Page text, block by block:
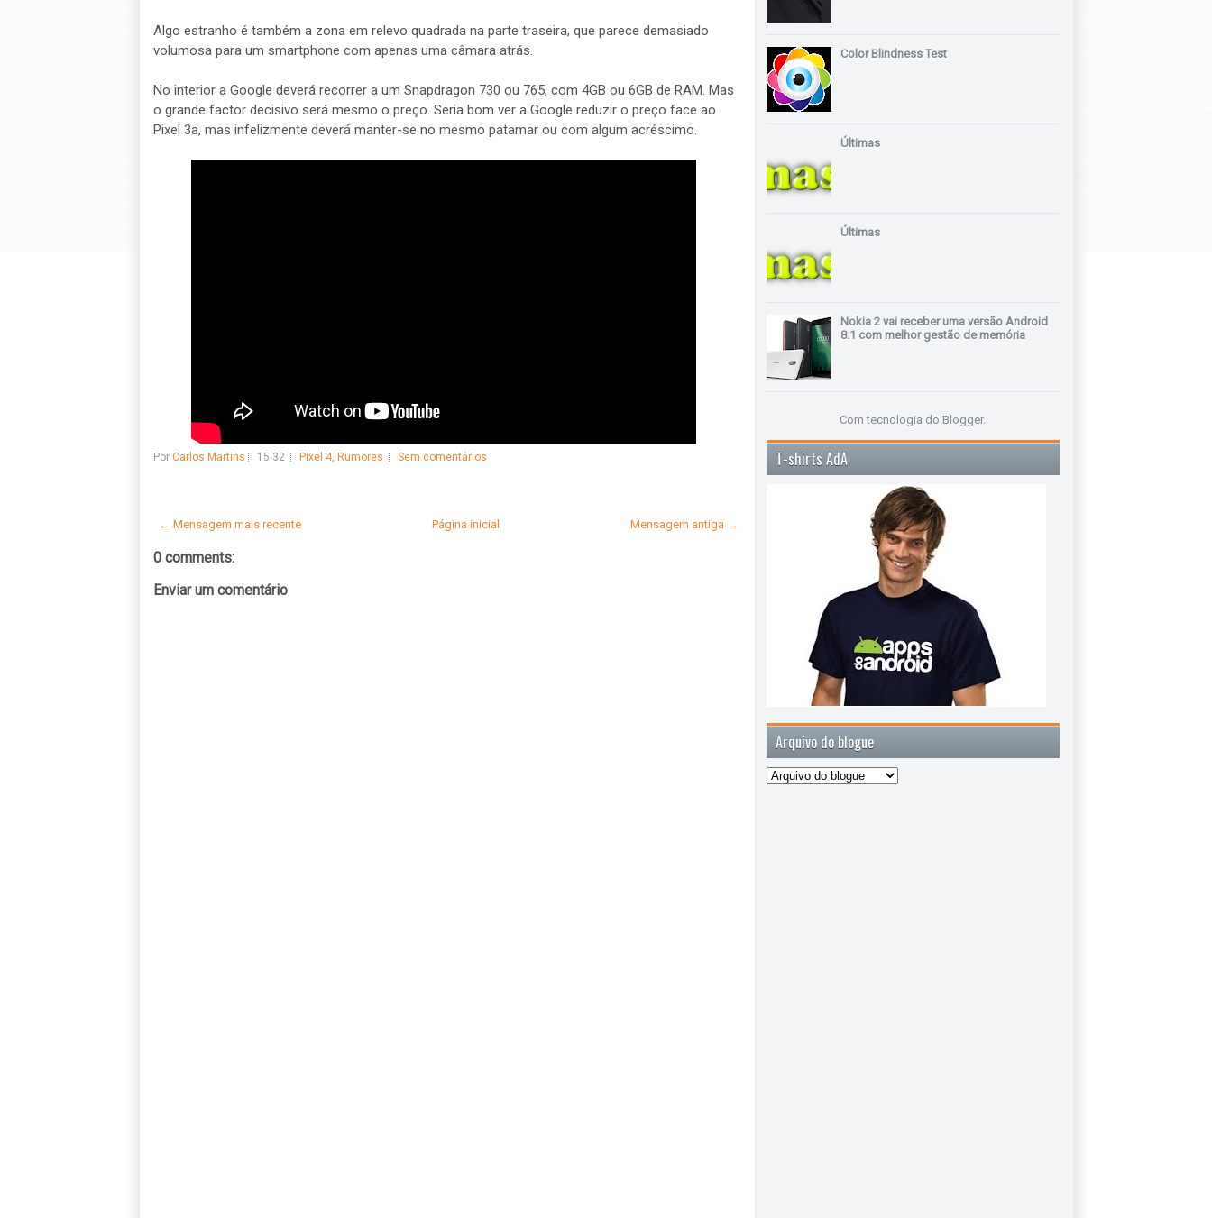
Algo estranho é também a zona em relevo quadrada na parte traseira, que parece demasiado
volumosa para um smartphone com apenas uma câmara atrás.
No interior a Google deverá recorrer a um Snapdragon 730 ou 765, com 4GB ou 6GB de RAM. Mas
o grande factor decisivo será mesmo o preço. Seria bom ver a Google reduzir o preço face ao
Pixel 3a, mas infelizmente deverá manter-se no mesmo patamar ou com algum acréscimo.
Por Carlos Martins 15:32 Pixel 4, Rumores Sem comentários
← Mensagem mais recente Mensagem antiga →
Página inicial
0 comments:
Enviar um comentário
Color Blindness Test
Últimas
Últimas
Nokia 2 vai receber uma versão Android
8.1 com melhor gestão de memória
Com tecnologia do Blogger.
T-shirts AdA
Arquivo do blogue